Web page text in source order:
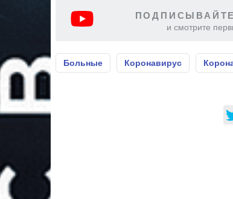
и смотрите
Больные Коронавирус